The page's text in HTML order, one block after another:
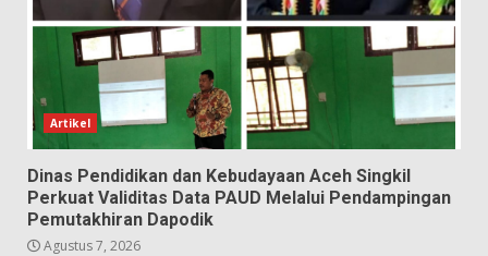
Artikel
Dinas Pendidikan dan Kebudayaan Aceh Singkil
Perkuat Validitas Data PAUD Melalui Pendampingan
Pemutakhiran Dapodik
Agustus 7, 2026